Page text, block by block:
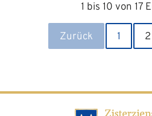
1 bis 10 von 17
Zurück 1 2